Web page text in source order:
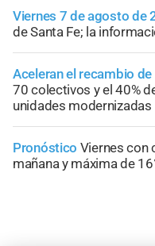
Viernes 7 de agosto de
de Santa Fe; la
Aceleran el recambio
70 colectivos y el 40%
unidades modernizadas
Pronóstico Viernes con
mañana y máxima de